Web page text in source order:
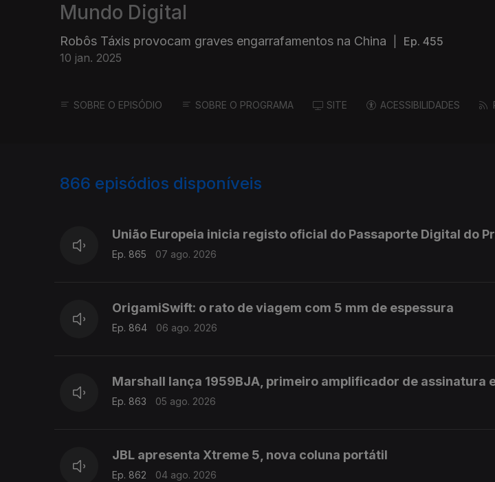
Mundo Digital
Robôs Táxis provocam graves engarrafamentos na China
Ep. 455
10 jan. 2025
SOBRE O EPISÓDIO SOBRE O PROGRAMA SITE ACESSIBILIDADES
866 episódios disponíveis
União Europeia inicia registo oficial do Passaporte Digital do
Ep. 865 07 ago. 2026
OrigamiSwift: o rato de viagem com 5 mm de espessura
Ep. 864 06 ago. 2026
Marshall lança 1959BJA, primeiro amplificador de assinatura
Ep. 863 05 ago. 2026
JBL apresenta Xtreme 5, nova coluna portátil
Ep. 862 04 ago. 2026